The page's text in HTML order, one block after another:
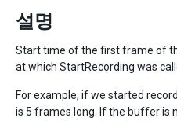
설명
Start time of the first frame of
at which StartRecording was
For example, if we started
is 5 frames long. If the buffer is